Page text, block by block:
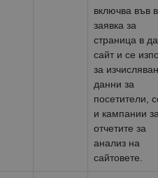
включва във
заявка за
страница в
сайт и се
за
данни за
посетители,
и кампании
отчетите за
анализ на
сайтовете.